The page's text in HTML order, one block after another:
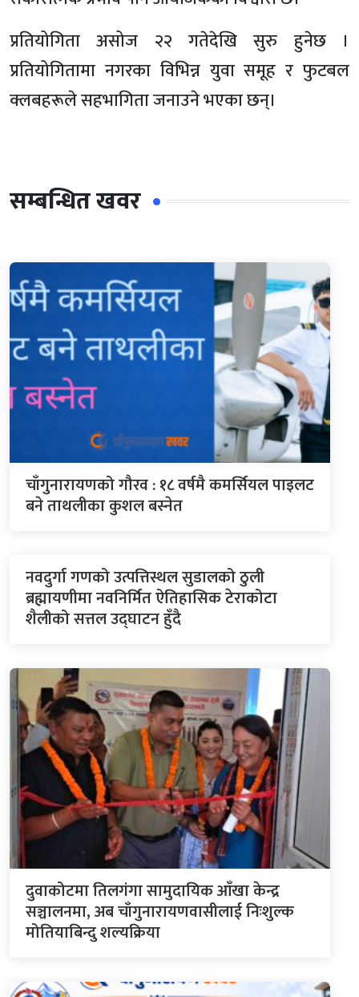
प्रतियोगिता असोज २२ गतेदेखि सुरु हुनेछ ।
प्रतियोगितामा नगरका विभिन्न युवा समूह र फुटबल
क्लबहरूले सहभागिता जनाउने भएका छन्।
सम्बन्धित खवर
चाँगुनारायणको गौरव : १८ वर्षमै कमर्सियल पाइलट
बने ताथलीका कुशल बस्नेत
नवदुर्गा गणको उत्पत्तिस्थल सुडालको ठुली
ब्रह्मायणीमा नवनिर्मित ऐतिहासिक टेराकोटा
शैलीको सत्तल उद्घाटन हुँदै
दुवाकोटमा तिलगंगा सामुदायिक आँखा केन्द्र
सञ्चालनमा, अब चाँगुनारायणवासीलाई निःशुल्क
मोतियाबिन्दु शल्यक्रिया